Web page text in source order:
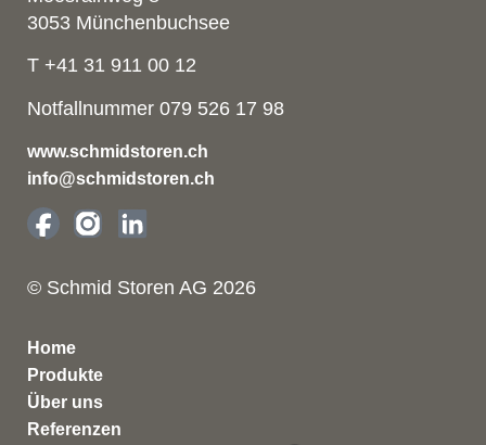
3053 Münchenbuchsee
T +41 31 911 00 12
Notfallnummer 079 526 17 98
www.schmidstoren.ch
info@schmidstoren.ch
© Schmid Storen AG 2026
Home
Produkte
Über uns
Referenzen